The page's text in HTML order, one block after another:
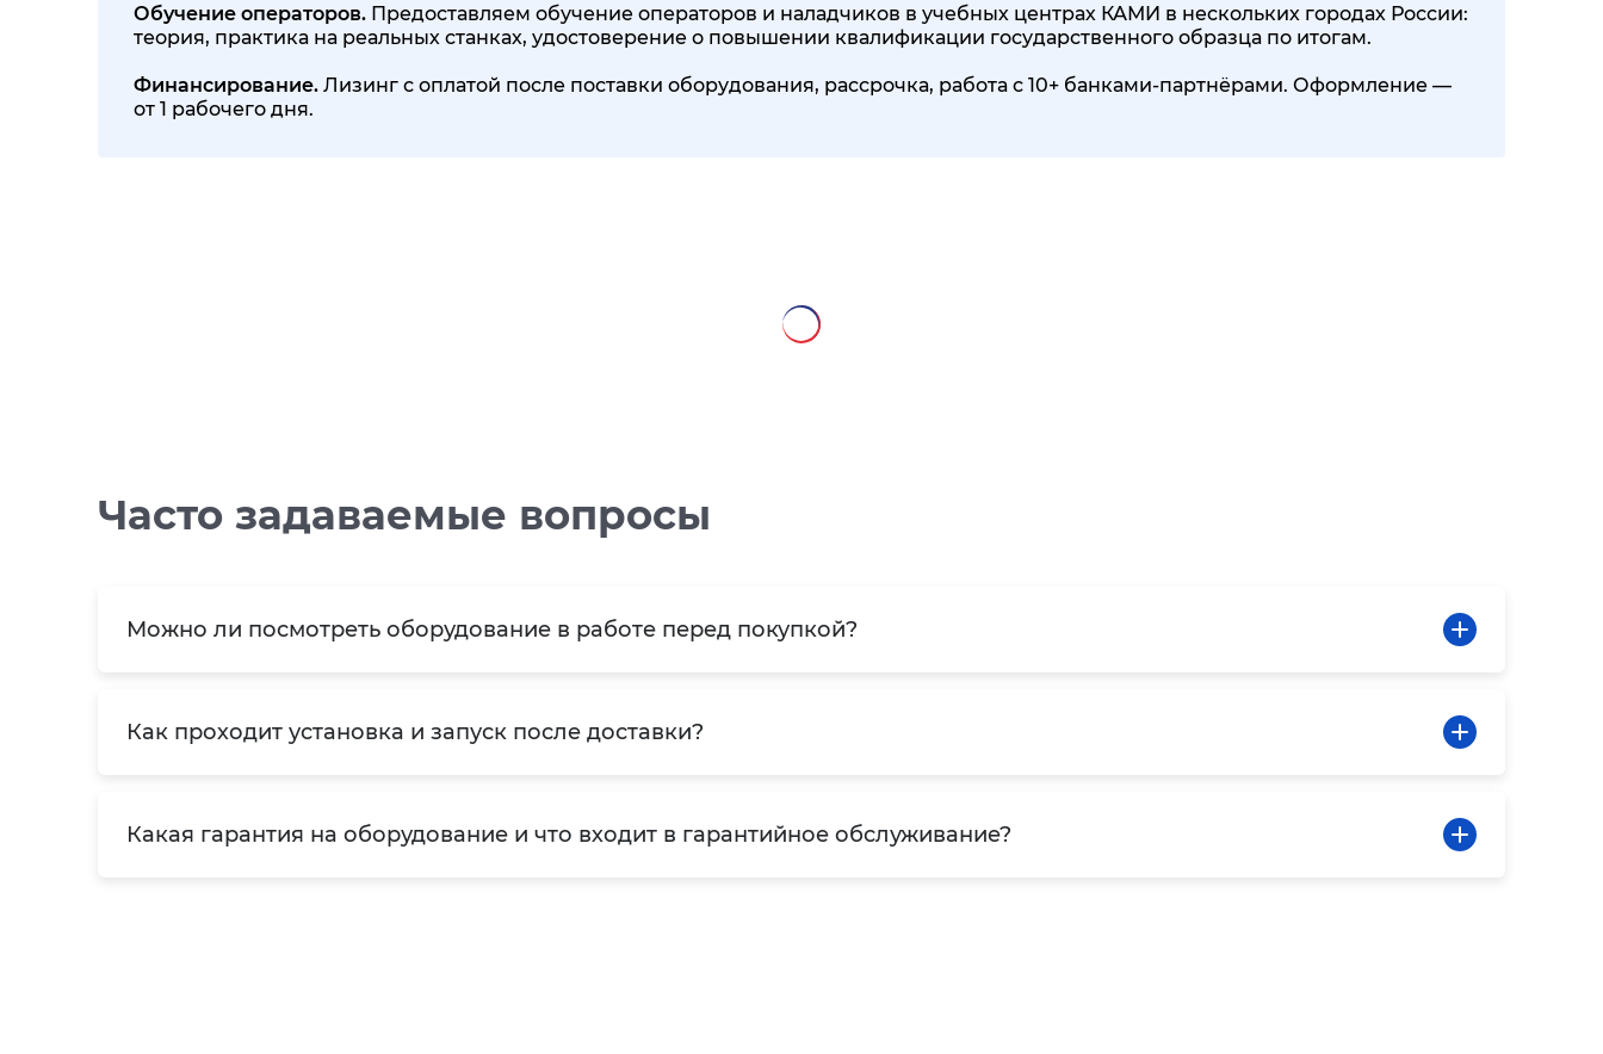
Обучение операторов. Предоставляем обучение операторов и наладчиков в учебных центрах КАМИ в нескольких городах России:
теория, практика на реальных станках, удостоверение о повышении квалификации государственного образца по итогам.
Финансирование. Лизинг с оплатой после поставки оборудования, рассрочка, работа с 10+ банками-партнёрами. Оформление —
от 1 рабочего дня.
Часто задаваемые вопросы
Можно ли посмотреть оборудование в работе перед покупкой?
Как проходит установка и запуск после доставки?
Какая гарантия на оборудование и что входит в гарантийное обслуживание?